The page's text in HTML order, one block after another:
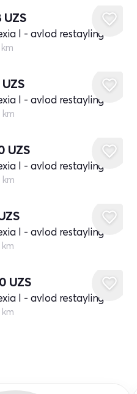
UZS
I - avlod restayling
UZS
I - avlod restayling
km
UZS
I - avlod restayling
km
I - avlod restayling
km
UZS
I - avlod restayling
km